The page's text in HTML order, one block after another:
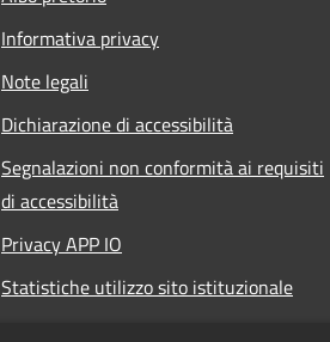
Informativa privacy
Note legali
Dichiarazione di accessibilità
Segnalazioni non conformità ai requisiti
di accessibilità
Privacy APP IO
Statistiche utilizzo sito istituzionale